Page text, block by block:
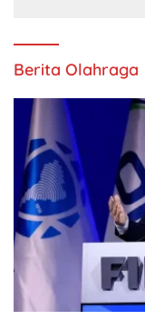
Berita Olahraga